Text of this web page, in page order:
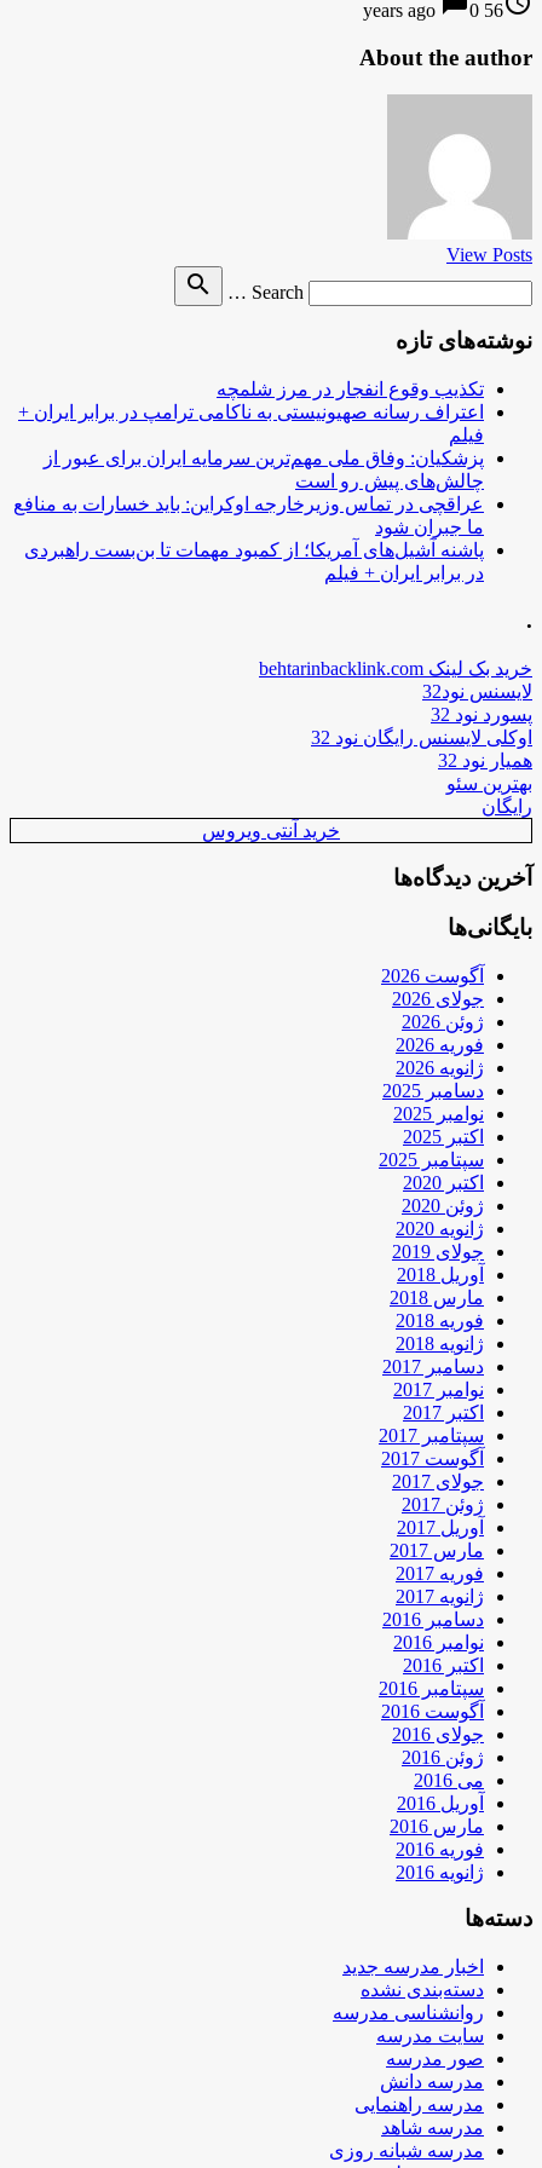
56 years ago
0
About the author
View Posts
Search …
search
نوشته‌های تازه
تکذیب وقوع انفجار در مرز شلمچه
اعتراف رسانه صهیونیستی به ناکامی ترامپ در برابر ایران +
فیلم
پزشکیان: وفاق ملی مهم‌ترین سرمایه ایران برای عبور از
چالش‌های پیش رو است
عراقچی در تماس وزیرخارجه اوکراین: باید خسارات به منافع
ما جبران شود
پاشنه آشیل‌های آمریکا؛ از کمبود مهمات تا بن‌بست راهبردی
در برابر ایران + فیلم
.
خرید بک لینک behtarinbacklink.com
لایسنس نود32
پسورد نود 32
اوکلی لایسنس رایگان نود 32
همیار نود 32
بهترین سئو
رایگان
خرید آنتی ویروس
آخرین دیدگاه‌ها
بایگانی‌ها
آگوست 2026
جولای 2026
ژوئن 2026
فوریه 2026
ژانویه 2026
دسامبر 2025
نوامبر 2025
اکتبر 2025
سپتامبر 2025
اکتبر 2020
ژوئن 2020
ژانویه 2020
جولای 2019
آوریل 2018
مارس 2018
فوریه 2018
ژانویه 2018
دسامبر 2017
نوامبر 2017
اکتبر 2017
سپتامبر 2017
آگوست 2017
جولای 2017
ژوئن 2017
آوریل 2017
مارس 2017
فوریه 2017
ژانویه 2017
دسامبر 2016
نوامبر 2016
اکتبر 2016
سپتامبر 2016
آگوست 2016
جولای 2016
ژوئن 2016
می 2016
آوریل 2016
مارس 2016
فوریه 2016
ژانویه 2016
دسته‌ها
اخبار مدرسه جدید
دسته‌بندی نشده
روانشناسی مدرسه
سایت مدرسه
صور مدرسه
مدرسه دانش
مدرسه راهنمایی
مدرسه شاهد
مدرسه شبانه روزی